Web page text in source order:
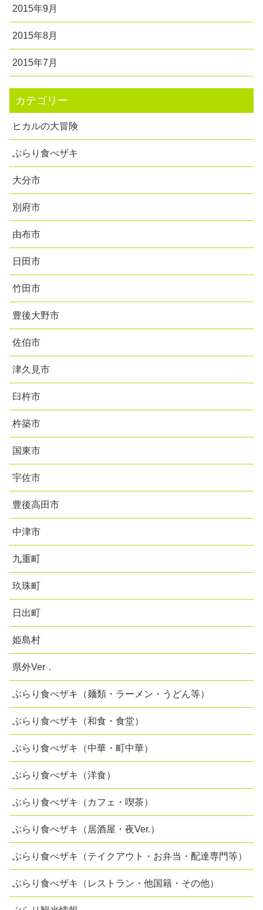
2015年9月
2015年8月
2015年7月
カテゴリー
ヒカルの大冒険
ぶらり食べザキ
大分市
別府市
由布市
日田市
竹田市
豊後大野市
佐伯市
津久見市
臼杵市
杵築市
国東市
宇佐市
豊後高田市
中津市
九重町
玖珠町
日出町
姫島村
県外Ver．
ぶらり食べザキ（麺類・ラーメン・うどん等）
ぶらり食べザキ（和食・食堂）
ぶらり食べザキ（中華・町中華）
ぶらり食べザキ（洋食）
ぶらり食べザキ（カフェ・喫茶）
ぶらり食べザキ（居酒屋・夜Ver.）
ぶらり食べザキ（テイクアウト・お弁当・配達専門等）
ぶらり食べザキ（レストラン・他国籍・その他）